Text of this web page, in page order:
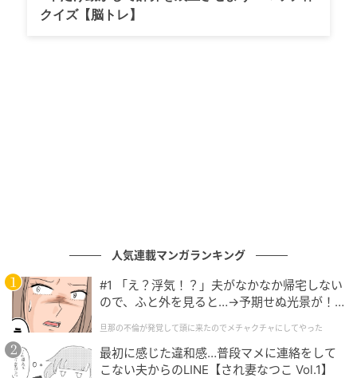
クイズ【脳トレ】
人気連載マンガランキング
#1 「え？浮気！？」夫がなかなか帰宅しない
ので、ふと外を見ると…→予期せぬ光景が！
クチャにしてやった
旦那の不倫が発覚して頭に来たのでメチャクチャにしてやった
最初に感じた違和感…普段マメに連絡をして
こない夫からのLINE【され妻なつこ Vol.1】